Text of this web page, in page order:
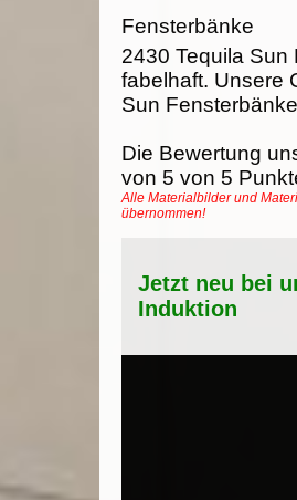
Fensterbänke
2430 Tequila
fabelhaft. Unsere
Sun
Die Bewertung
von 5 von 5
Alle Materialbilder und
übernommen!
Jetzt neu bei
Induktion